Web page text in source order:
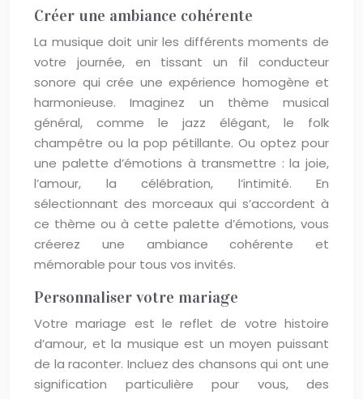
Créer une ambiance cohérente
La musique doit unir les différents moments de
votre journée, en tissant un fil conducteur
sonore qui crée une expérience homogène et
harmonieuse. Imaginez un thème musical
général, comme le jazz élégant, le folk
champêtre ou la pop pétillante. Ou optez pour
une palette d’émotions à transmettre : la joie,
l’amour, la célébration, l’intimité. En
sélectionnant des morceaux qui s’accordent à
ce thème ou à cette palette d’émotions, vous
créerez une ambiance cohérente et
mémorable pour tous vos invités.
Personnaliser votre mariage
Votre mariage est le reflet de votre histoire
d’amour, et la musique est un moyen puissant
de la raconter. Incluez des chansons qui ont une
signification particulière pour vous, des